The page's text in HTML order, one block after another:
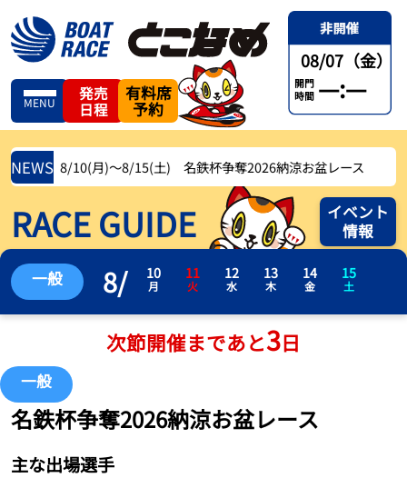
MENU
発売
日程
有料席
予約
08/07（金）
開門
時間 —:—
NEWS8/10(月)〜8/15(土) 名鉄杯争奪2026納涼お盆レース
RACE GUIDE
イベント
情報
一般 8/ 10
月
11
火
12
水
13
木
14
金
15
土
次節開催まであと3日
一般
名鉄杯争奪2026納涼お盆レース
主な出場選手